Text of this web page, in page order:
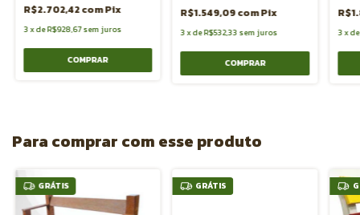
R$2.702,42comPix
3xdeR$928,67 sem juros
R$1.549,09comPix
3xdeR$532,33 sem juros
COMPRAR
3x
Para comprar com esse produto
GRÁTIS GRÁTIS